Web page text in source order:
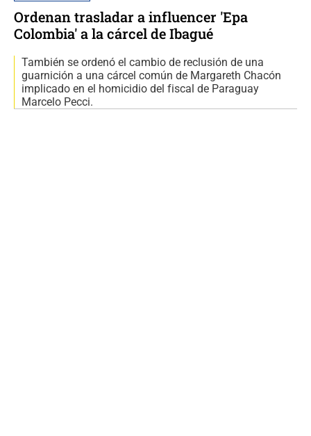
Ordenan trasladar a influencer 'Epa
Colombia' a la cárcel de Ibagué
También se ordenó el cambio de reclusión de una
guarnición a una cárcel común de Margareth Chacón
implicado en el homicidio del fiscal de Paraguay
Marcelo Pecci.